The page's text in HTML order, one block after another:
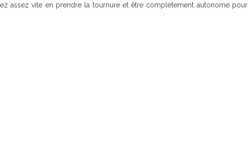
assez vite en prendre la tournure et être complètement autonome pour